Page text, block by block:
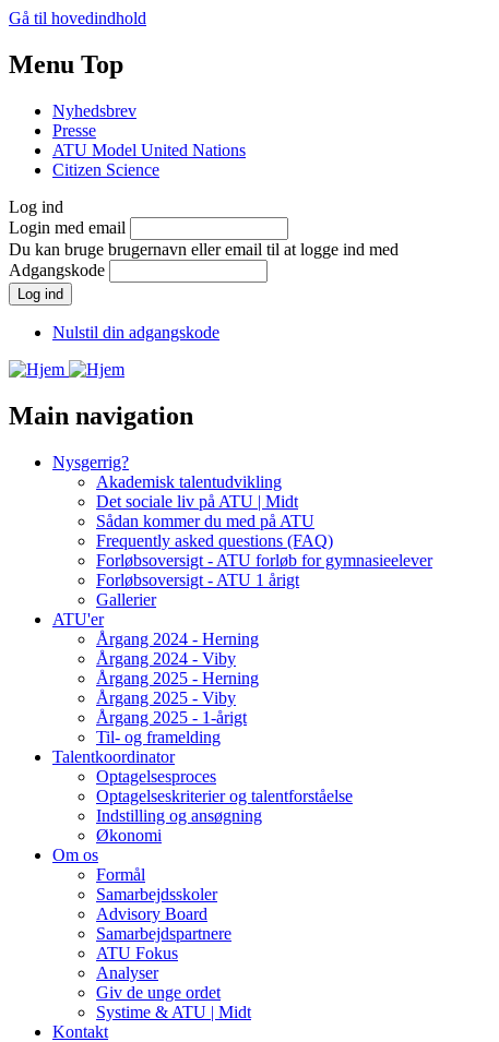
Gå til hovedindhold
Menu Top
Nyhedsbrev
Presse
ATU Model United Nations
Citizen Science
Log ind
Login med email
Du kan bruge brugernavn eller email til at logge ind med
Adgangskode
Nulstil din adgangskode
Main navigation
Nysgerrig?
Akademisk talentudvikling
Det sociale liv på ATU | Midt
Sådan kommer du med på ATU
Frequently asked questions (FAQ)
Forløbsoversigt - ATU forløb for gymnasieelever
Forløbsoversigt - ATU 1 årigt
Gallerier
ATU'er
Årgang 2024 - Herning
Årgang 2024 - Viby
Årgang 2025 - Herning
Årgang 2025 - Viby
Årgang 2025 - 1-årigt
Til- og framelding
Talentkoordinator
Optagelsesproces
Optagelseskriterier og talentforståelse
Indstilling og ansøgning
Økonomi
Om os
Formål
Samarbejdsskoler
Advisory Board
Samarbejdspartnere
ATU Fokus
Analyser
Giv de unge ordet
Systime & ATU | Midt
Kontakt